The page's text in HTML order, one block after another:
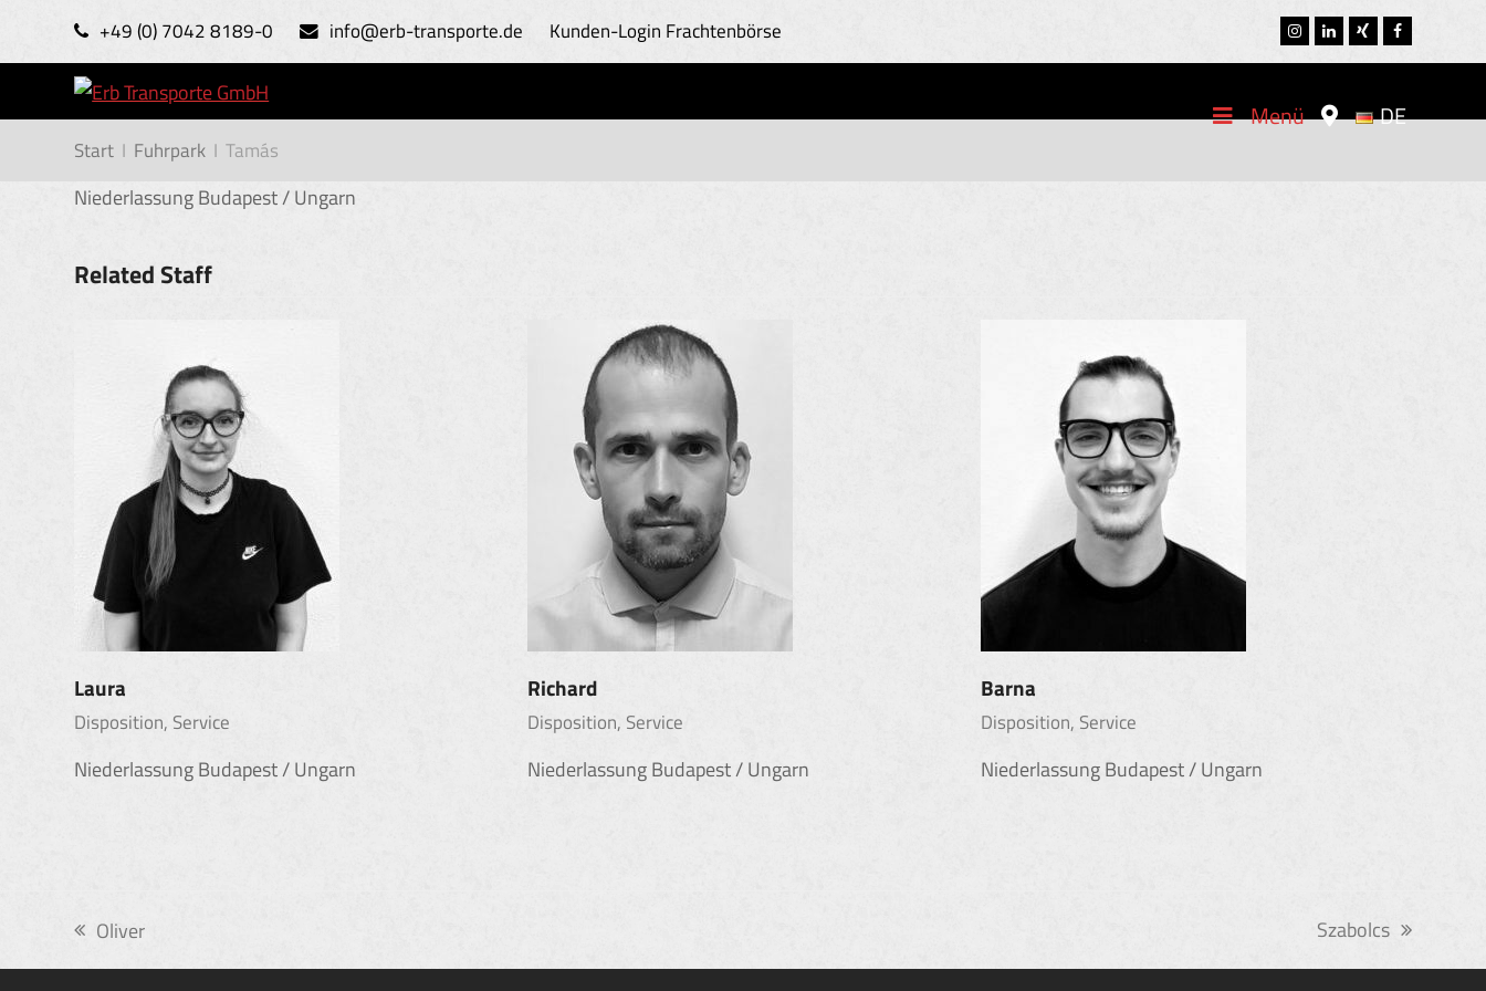
+49 (0) 7042 8189-0 info@erb-transporte.de Kunden-Login Frachtenbörse Instagram
LinkedInXing Facebook
Menü DE
Start I Fuhrpark I Tamás
Niederlassung Budapest / Ungarn
Related Staff
Laura
Disposition, Service
Niederlassung Budapest / Ungarn
Richard
Disposition, Service
Niederlassung Budapest / Ungarn
Barna
Disposition, Service
Niederlassung Budapest / Ungarn
vorheriger
Beitrag:
Oliver
Nächster
Beitrag:
Szabolcs